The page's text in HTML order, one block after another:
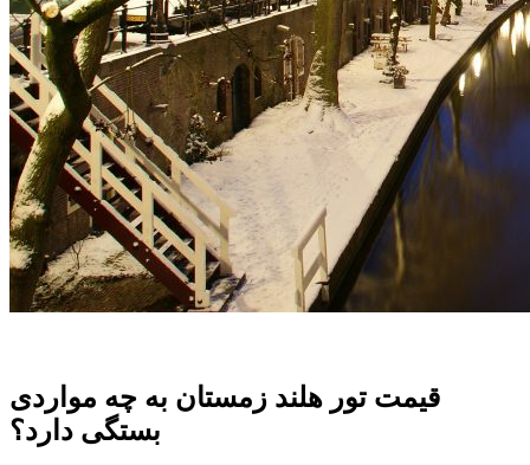
قیمت تور هلند زمستان به چه مواردی
بستگی دارد؟